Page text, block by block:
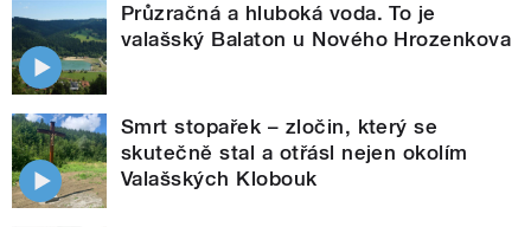
Průzračná a hluboká voda. To je
valašský Balaton u Nového Hrozenkova
Smrt stopařek – zločin, který se
skutečně stal a otřásl nejen okolím
Valašských Klobouk